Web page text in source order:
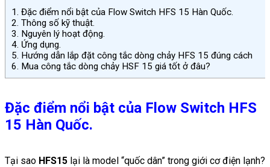
1. Đặc điểm nổi bật của Flow Switch HFS 15 Hàn Quốc.
2. Thông số kỹ thuật.
3. Nguyên lý hoạt động.
4. Ứng dụng.
5. Hướng dẫn lắp đặt công tắc dòng chảy HFS 15 đúng cách
6. Mua công tắc dòng chảy HSF 15 giá tốt ở đâu?
Đặc điểm nổi bật của Flow Switch HFS
15 Hàn Quốc.
Tại sao HFS15 lại là model “quốc dân” trong giới cơ điện lạnh?